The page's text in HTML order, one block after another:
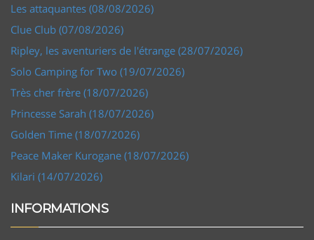
Les attaquantes (08/08/2026)
Clue Club (07/08/2026)
Ripley, les aventuriers de l'étrange (28/07/2026)
Solo Camping for Two (19/07/2026)
Très cher frère (18/07/2026)
Princesse Sarah (18/07/2026)
Golden Time (18/07/2026)
Peace Maker Kurogane (18/07/2026)
Kilari (14/07/2026)
INFORMATIONS